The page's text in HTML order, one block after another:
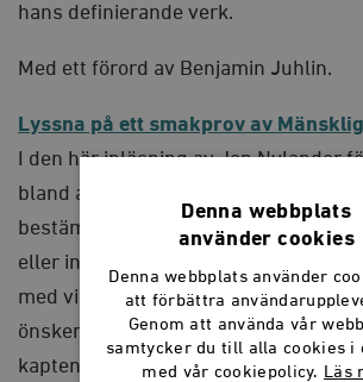
hans definierande verk.
Med ett förord av Benjamin Juhlin.
Lyssna på ett smakprov av
I den här inläsning av Jon Nylander
bland annat att det är konsumenterna
bestämmer över
eller inte köpa avgör de vilka
med vinst och styr därmed
önskemål. På marknaden är det
kapten, inte kapitalisten.
Denna webbplats
använder cookies
Denna webbplats använder
att förbättra
Genom att använda vår
samtycker du till alla cookies i
med vår cookiepolicy. Läs